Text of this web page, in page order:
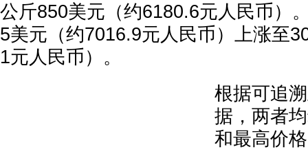
公斤850美元（约6180.6元人民币）
5美元（约7016.9元人民币）上涨至
1元人民币）。
根据可追
据，两者
和最高价